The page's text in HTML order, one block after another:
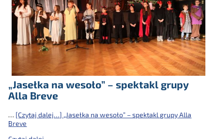
„Jasełka na wesoło” – spektakl grupy
Alla Breve
… [Czytaj dalej…] „Jasełka na wesoło” – spektakl grupy Alla
Breve